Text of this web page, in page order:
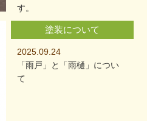
す。
塗装について
2025.09.24
「雨戸」と「雨樋」につい
て